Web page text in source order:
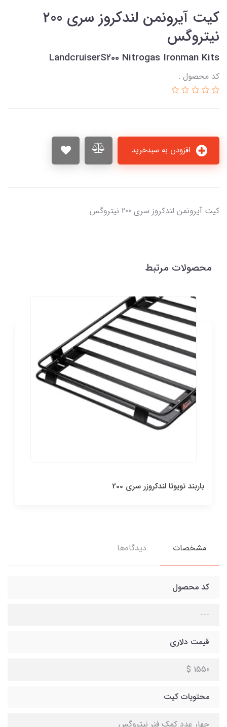
كیت آیرونمن لندکروز سری 200
نيتروگس
LandcruiserS200 Nitrogas Ironman Kits
کد محصول :
كیت آیرونمن لندکروز سری 200 نيتروگس
محصولات مرتبط
باربند تویوتا لندکروزر سری 200
مشخصات دیدگاه‌ها
کد محصول
---
قیمت دلاری
1550 $
محتویات کیت
چهار عدد کمک فنر نيتروگس